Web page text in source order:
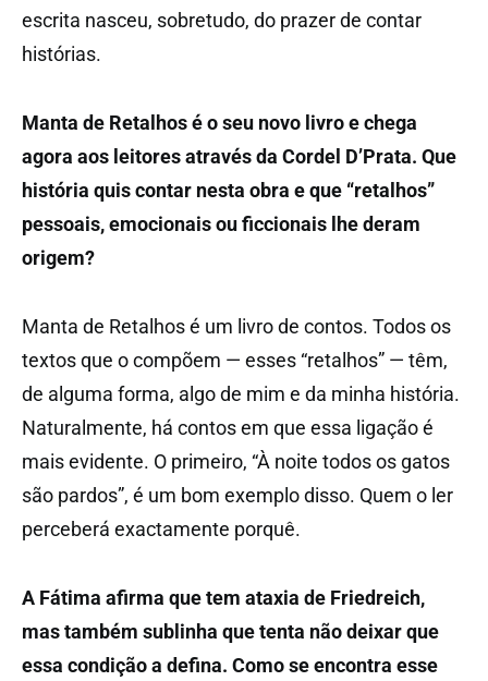
escrita nasceu, sobretudo, do prazer de contar
histórias.
Manta de Retalhos é o seu novo livro e chega
agora aos leitores através da Cordel D’Prata. Que
história quis contar nesta obra e que “retalhos”
pessoais, emocionais ou ficcionais lhe deram
origem?
Manta de Retalhos é um livro de contos. Todos os
textos que o compõem — esses “retalhos” — têm,
de alguma forma, algo de mim e da minha história.
Naturalmente, há contos em que essa ligação é
mais evidente. O primeiro, “À noite todos os gatos
são pardos”, é um bom exemplo disso. Quem o ler
perceberá exactamente porquê.
A Fátima afirma que tem ataxia de Friedreich,
mas também sublinha que tenta não deixar que
essa condição a defina. Como se encontra esse